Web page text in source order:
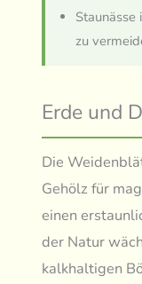
zu
Erde und
Die
Gehölz für
einen
der Natur
kalkhaltigen